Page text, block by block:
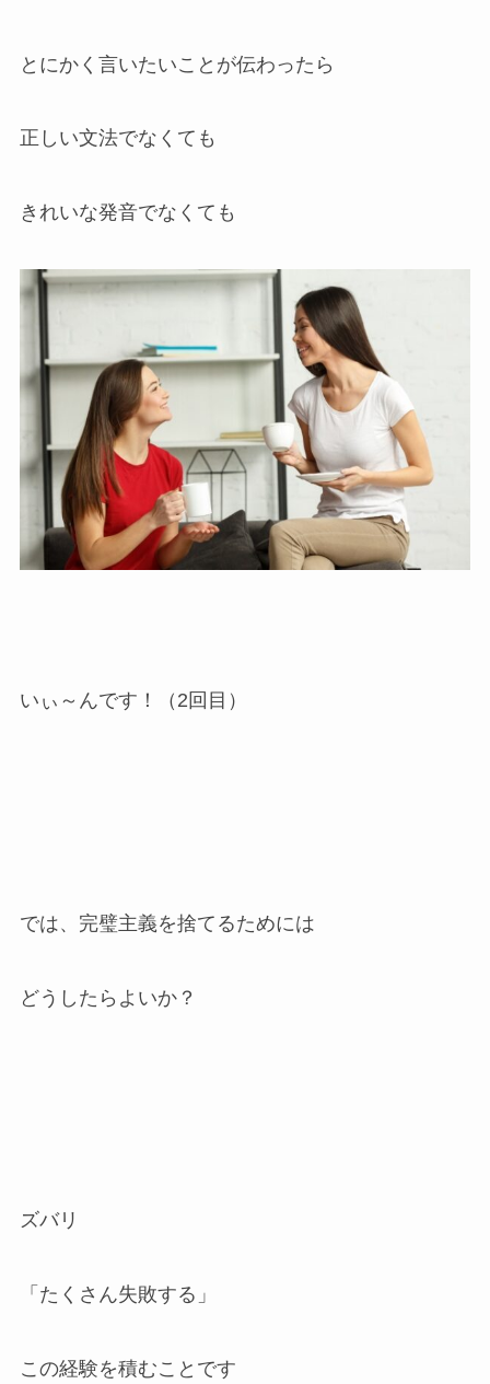
とにかく言いたいことが伝わったら
正しい文法でなくても
きれいな発音でなくても
いぃ～んです！（2回目）
では、完璧主義を捨てるためには
どうしたらよいか？
ズバリ
「たくさん失敗する」
この経験を積むことです